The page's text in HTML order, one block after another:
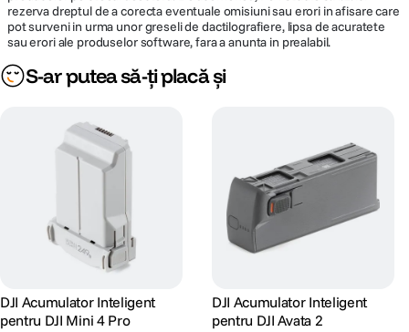
rezerva dreptul de a corecta eventuale omisiuni sau erori in afisare care
pot surveni in urma unor greseli de dactilografiere, lipsa de acuratete
sau erori ale produselor software, fara a anunta in prealabil.
S-ar putea să-ți placă și
DJI Acumulator Inteligent
pentru DJI Mini 4 Pro
DJI Acumulator Inteligent
pentru DJI Avata 2